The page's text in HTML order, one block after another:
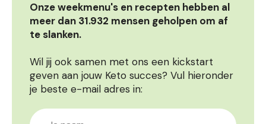
Onze weekmenu's en recepten hebben al
meer dan 31.932 mensen geholpen om af
te slanken.
Wil jij ook samen met ons een kickstart
geven aan jouw Keto succes? Vul hieronder
je beste e-mail adres in: